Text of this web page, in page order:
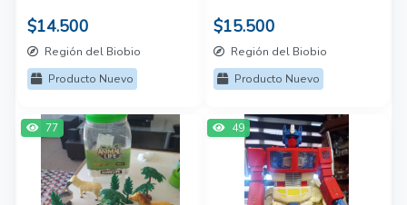
$14.500
Región del Biobio
Producto Nuevo
$15.500
Región del Biobio
Producto Nuevo
77 49